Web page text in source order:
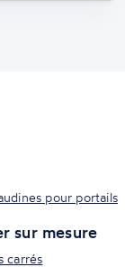
pour portails
sur mesure
carrés